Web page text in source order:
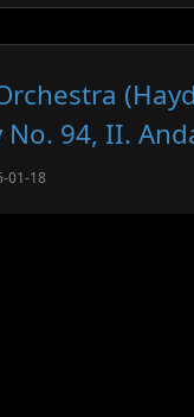
No. 94, II.
01-18